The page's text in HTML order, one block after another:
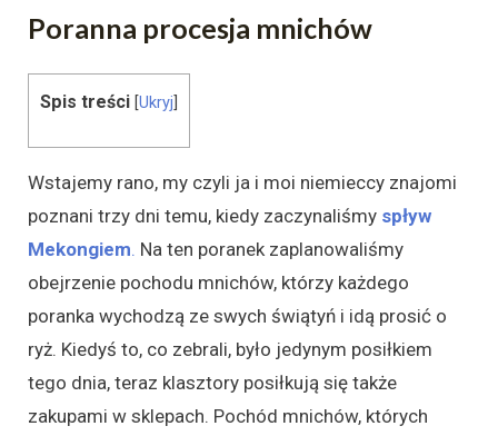
Poranna procesja mnichów
Spis treści [Ukryj
Wstajemy rano, my czyli ja i moi niemieccy znajomi
poznani trzy dni temu, kiedy zaczynaliśmy spływ
Mekongiem. Na ten poranek zaplanowaliśmy
obejrzenie pochodu mnichów, którzy każdego
poranka wychodzą ze swych świątyń i idą prosić o
ryż. Kiedyś to, co zebrali, było jedynym posiłkiem
tego dnia, teraz klasztory posiłkują się także
zakupami w sklepach. Pochód mnichów, których